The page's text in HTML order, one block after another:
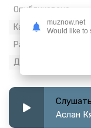
Опубликовано:
Качество:
Размер:
Длительность:
Слушать
Аслан
muznow.net
Would like to